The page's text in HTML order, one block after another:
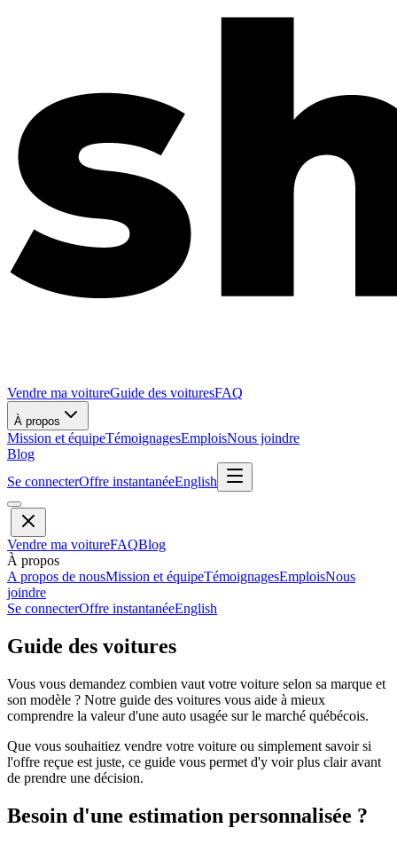
Vendre ma voitureGuide des voituresFAQ
À propos
Mission et équipeTémoignagesEmploisNous joindre
Blog
Se connecterOffre instantanéeEnglish
Vendre ma voitureFAQBlog
À propos
A propos de nousMission et équipeTémoignagesEmploisNous
joindre
Se connecterOffre instantanéeEnglish
Guide des voitures
Vous vous demandez combien vaut votre voiture selon sa marque et
son modèle ? Notre guide des voitures vous aide à mieux
comprendre la valeur d'une auto usagée sur le marché québécois.
Que vous souhaitiez vendre votre voiture ou simplement savoir si
l'offre reçue est juste, ce guide vous permet d'y voir plus clair avant
de prendre une décision.
Besoin d'une estimation personnalisée ?